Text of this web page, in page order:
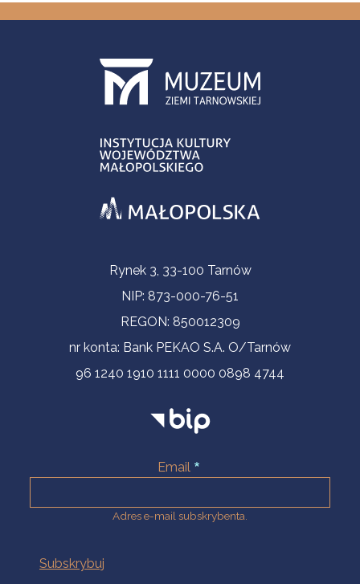
Informacje kontaktoweRynek 3, 33-100 Tarnów
NIP: 873-000-76-51
REGON: 850012309
nr konta: Bank PEKAO S.A. O/Tarnów
96 1240 1910 1111 0000 0898 4744
Email
Adres e-mail subskrybenta.